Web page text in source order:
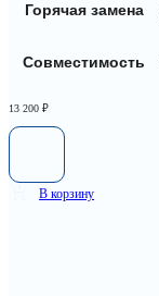
Горячая замена
Совместимость
13 200 ₽
В корзину